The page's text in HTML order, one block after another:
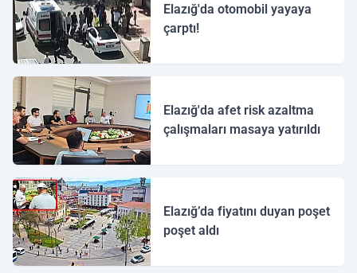
Elazığ'da otomobil yayaya
çarptı!
Elazığ'da afet risk azaltma
çalışmaları masaya yatırıldı
Elazığ’da fiyatını duyan poşet
poşet aldı